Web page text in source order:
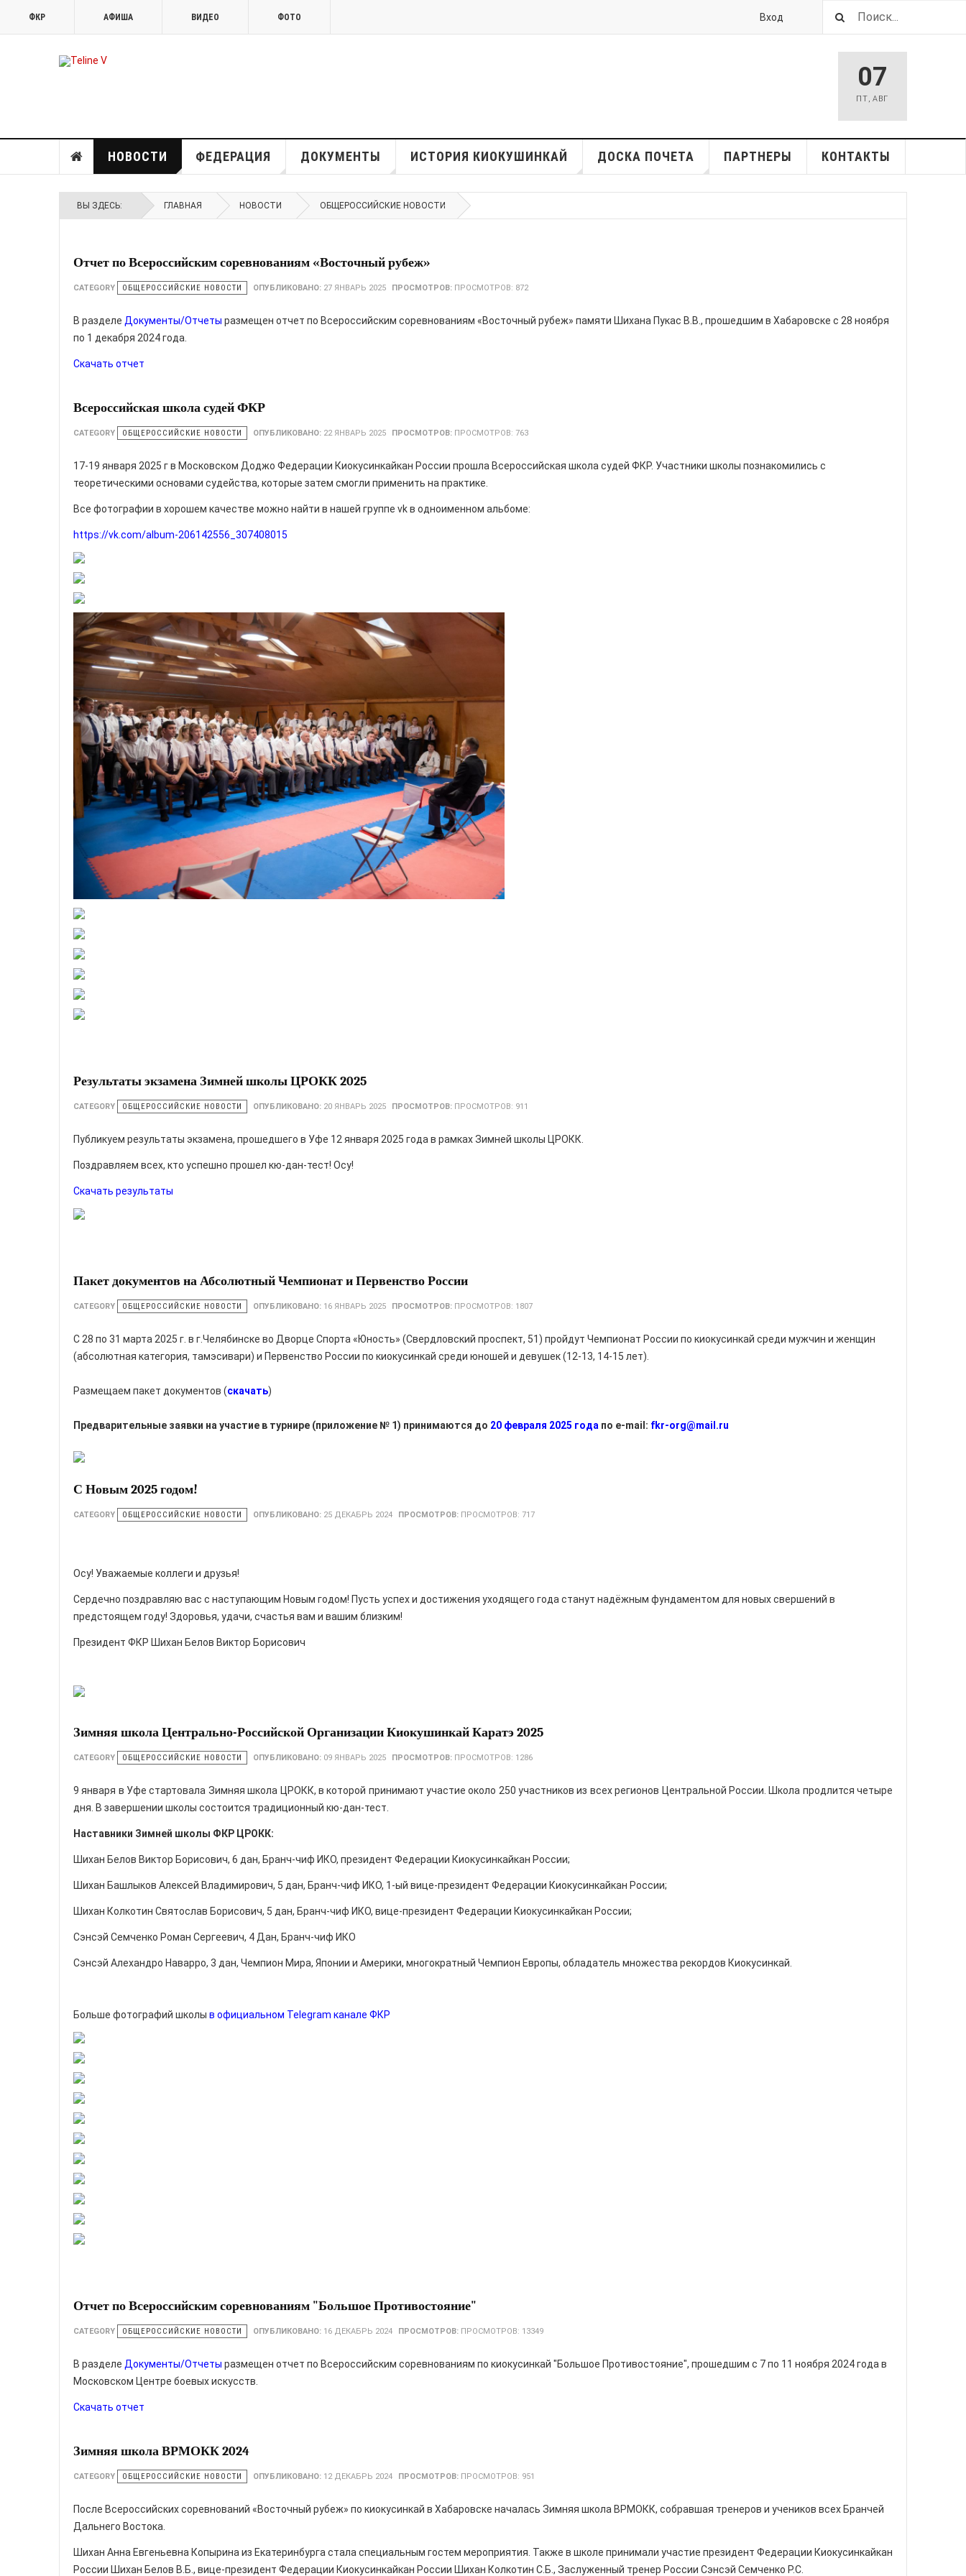
ФКР АФИША ВИДЕО ФОТО Вход
07
ПТ,АВГ
НОВОСТИ ФЕДЕРАЦИЯ ДОКУМЕНТЫ ИСТОРИЯ КИОКУШИНКАЙ ДОСКА ПОЧЕТА ПАРТНЕРЫ КОНТАКТЫ
ВЫ ЗДЕСЬ: ГЛАВНАЯ НОВОСТИ ОБЩЕРОССИЙСКИЕ НОВОСТИ
Отчет по Всероссийским соревнованиям «Восточный рубеж»
CATEGORY ОБЩЕРОССИЙСКИЕ НОВОСТИ ОПУБЛИКОВАНО: 27 ЯНВАРЬ 2025 ПРОСМОТРОВ: ПРОСМОТРОВ: 872
В разделе Документы/Отчеты размещен отчет по Всероссийским соревнованиям «Восточный рубеж» памяти Шихана Пукас В.В., прошедшим в Хабаровске с 28 ноября
по 1 декабря 2024 года.
Скачать отчет
Всероссийская школа судей ФКР
CATEGORY ОБЩЕРОССИЙСКИЕ НОВОСТИ ОПУБЛИКОВАНО: 22 ЯНВАРЬ 2025 ПРОСМОТРОВ: ПРОСМОТРОВ: 763
17-19 января 2025 г в Московском Доджо Федерации Киокусинкайкан России прошла Всероссийская школа судей ФКР. Участники школы познакомились с
теоретическими основами судейства, которые затем смогли применить на практике.
Все фотографии в хорошем качестве можно найти в нашей группе vk в одноименном альбоме:
https://vk.com/album-206142556_307408015
Результаты экзамена Зимней школы ЦРОКК 2025
CATEGORY ОБЩЕРОССИЙСКИЕ НОВОСТИ ОПУБЛИКОВАНО: 20 ЯНВАРЬ 2025 ПРОСМОТРОВ: ПРОСМОТРОВ: 911
Публикуем результаты экзамена, прошедшего в Уфе 12 января 2025 года в рамках Зимней школы ЦРОКК.
Поздравляем всех, кто успешно прошел кю-дан-тест! Осу!
Скачать результаты
Пакет документов на Абсолютный Чемпионат и Первенство России
CATEGORY ОБЩЕРОССИЙСКИЕ НОВОСТИ ОПУБЛИКОВАНО: 16 ЯНВАРЬ 2025 ПРОСМОТРОВ: ПРОСМОТРОВ: 1807
С 28 по 31 марта 2025 г. в г.Челябинске во Дворце Спорта «Юность» (Свердловский проспект, 51) пройдут Чемпионат России по киокусинкай среди мужчин и женщин
(абсолютная категория, тамэсивари) и Первенство России по киокусинкай среди юношей и девушек (12-13, 14-15 лет).
Размещаем пакет документов (скачать)
Предварительные заявки на участие в турнире (приложение № 1) принимаются до 20 февраля 2025 года по e-mail: fkr-org@mail.ru
С Новым 2025 годом!
CATEGORY ОБЩЕРОССИЙСКИЕ НОВОСТИ ОПУБЛИКОВАНО: 25 ДЕКАБРЬ 2024 ПРОСМОТРОВ: ПРОСМОТРОВ: 717
Осу! Уважаемые коллеги и друзья!
Сердечно поздравляю вас с наступающим Новым годом! Пусть успех и достижения уходящего года станут надёжным фундаментом для новых свершений в
предстоящем году! Здоровья, удачи, счастья вам и вашим близким!
Президент ФКР Шихан Белов Виктор Борисович
Зимняя школа Центрально-Российской Организации Киокушинкай Каратэ 2025
CATEGORY ОБЩЕРОССИЙСКИЕ НОВОСТИ ОПУБЛИКОВАНО: 09 ЯНВАРЬ 2025 ПРОСМОТРОВ: ПРОСМОТРОВ: 1286
9 января в Уфе стартовала Зимняя школа ЦРОКК, в которой принимают участие около 250 участников из всех регионов Центральной России. Школа продлится четыре
дня. В завершении школы состоится традиционный кю-дан-тест.
Наставники Зимней школы ФКР ЦРОКК:
Шихан Белов Виктор Борисович, 6 дан, Бранч-чиф ИКО, президент Федерации Киокусинкайкан России;
Шихан Башлыков Алексей Владимирович, 5 дан, Бранч-чиф ИКО, 1-ый вице-президент Федерации Киокусинкайкан России;
Шихан Колкотин Святослав Борисович, 5 дан, Бранч-чиф ИКО, вице-президент Федерации Киокусинкайкан России;
Сэнсэй Семченко Роман Сергеевич, 4 Дан, Бранч-чиф ИКО
Сэнсэй Алехандро Наварро, 3 дан, Чемпион Мира, Японии и Америки, многократный Чемпион Европы, обладатель множества рекордов Киокусинкай.
Больше фотографий школы в официальном Telegram канале ФКР
Отчет по Всероссийским соревнованиям "Большое Противостояние"
CATEGORY ОБЩЕРОССИЙСКИЕ НОВОСТИ ОПУБЛИКОВАНО: 16 ДЕКАБРЬ 2024 ПРОСМОТРОВ: ПРОСМОТРОВ: 13349
В разделе Документы/Отчеты размещен отчет по Всероссийским соревнованиям по киокусинкай "Большое Противостояние", прошедшим с 7 по 11 ноября 2024 года в
Московском Центре боевых искусств.
Скачать отчет
Зимняя школа ВРМОКК 2024
CATEGORY ОБЩЕРОССИЙСКИЕ НОВОСТИ ОПУБЛИКОВАНО: 12 ДЕКАБРЬ 2024 ПРОСМОТРОВ: ПРОСМОТРОВ: 951
После Всероссийских соревнований «Восточный рубеж» по киокусинкай в Хабаровске началась Зимняя школа ВРМОКК, собравшая тренеров и учеников всех Бранчей
Дальнего Востока.
Шихан Анна Евгеньевна Копырина из Екатеринбурга стала специальным гостем мероприятия. Также в школе принимали участие президент Федерации Киокусинкайкан
России Шихан Белов В.Б., вице-президент Федерации Киокусинкайкан России Шихан Колкотин С.Б., Заслуженный тренер России Сэнсэй Семченко Р.С.